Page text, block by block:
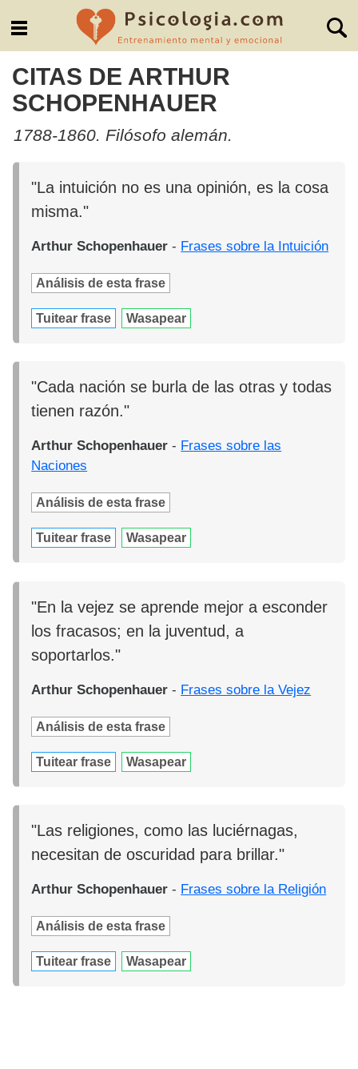
CITAS DE ARTHUR
SCHOPENHAUER
1788-1860. Filósofo alemán.
"La intuición no es una opinión, es la cosa
misma."
Arthur Schopenhauer - Frases sobre la Intuición
Análisis de esta frase
Tuitear frase Wasapear
"Cada nación se burla de las otras y todas
tienen razón."
Arthur Schopenhauer - Frases sobre las
Naciones
Análisis de esta frase
Tuitear frase Wasapear
"En la vejez se aprende mejor a esconder
los fracasos; en la juventud, a
soportarlos."
Arthur Schopenhauer - Frases sobre la Vejez
Análisis de esta frase
Tuitear frase Wasapear
"Las religiones, como las luciérnagas,
necesitan de oscuridad para brillar."
Arthur Schopenhauer - Frases sobre la Religión
Análisis de esta frase
Tuitear frase Wasapear